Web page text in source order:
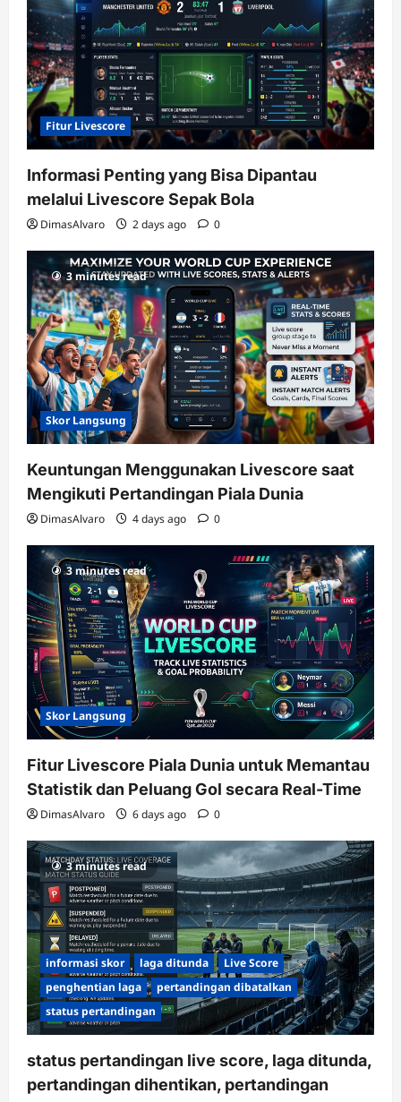
Fitur Livescore
Informasi Penting yang Bisa Dipantau
melalui Livescore Sepak Bola
DimasAlvaro 2 days ago 0
3 minutes read
Skor Langsung
Keuntungan Menggunakan Livescore saat
Mengikuti Pertandingan Piala Dunia
DimasAlvaro 4 days ago 0
3 minutes read
Skor Langsung
Fitur Livescore Piala Dunia untuk Memantau
Statistik dan Peluang Gol secara Real-Time
DimasAlvaro 6 days ago 0
3 minutes read
informasi skor laga ditunda
Live Score
penghentian laga
pertandingan dibatalkan
status pertandingan
status pertandingan live score, laga ditunda,
pertandingan dihentikan, pertandingan